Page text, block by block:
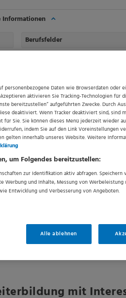
Informationen
Berufsfelder
Gute Work-Life Balance,
mit
personenbezogene Daten wie Browserdaten oder
aktivieren Sie Tracking-Technologien für
bereitzustellen“ aufgeführten Zwecke. Durch
deaktiviert. Wenn Tracker deaktiviert sind, sind
Sie. Sie können dieses Menü jederzeit wieder
indem Sie auf den Link Voreinstellungen
gelten innerhalb unseres Website. Weitere
um Folgendes bereitzustellen:
zur Identifikation aktiv abfragen. Speichern
Werbung und Inhalte, Messung von Werbeleistung
Entwicklung und Verbesserung von Angeboten.
Alle ablehnen